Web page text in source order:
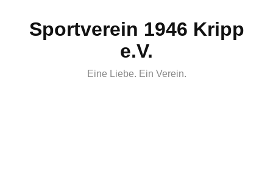
Sportverein 1946 Kripp
e.V.
Eine Liebe. Ein Verein.